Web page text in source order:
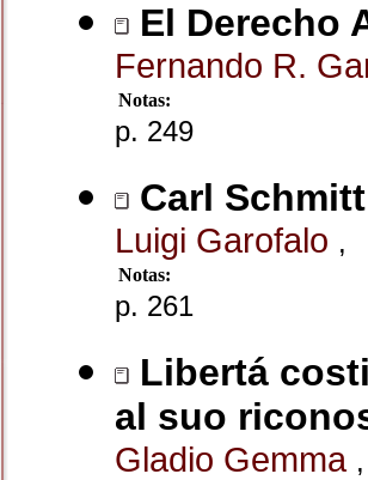
El Derecho
Fernando R.
Notas:
p. 249
Carl
Luigi Garofalo ,
Notas:
p. 261
Libertá
al suo
Gladio Gemma ,